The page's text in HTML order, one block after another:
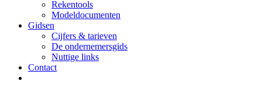
Rekentools
Modeldocumenten
Gidsen
Cijfers & tarieven
De ondernemersgids
Nuttige links
Contact